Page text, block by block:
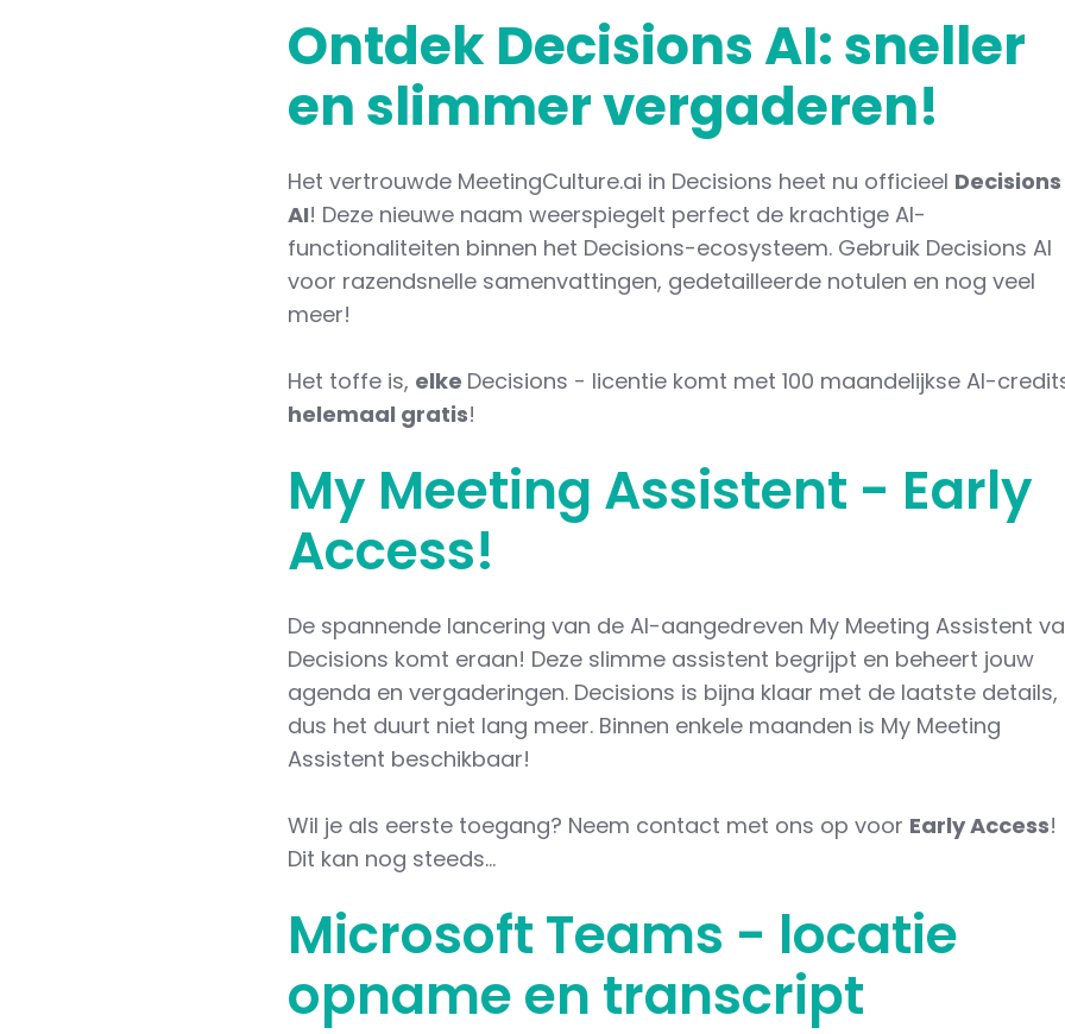
Ontdek Decisions AI: sneller
en slimmer vergaderen!
Het vertrouwde MeetingCulture.ai in Decisions heet nu officieel Decisions
AI! Deze nieuwe naam weerspiegelt perfect de krachtige AI-
functionaliteiten binnen het Decisions-ecosysteem. Gebruik Decisions AI
voor razendsnelle samenvattingen, gedetailleerde notulen en nog veel
meer!
Het toffe is, elke Decisions - licentie komt met 100 maandelijkse AI-
helemaal gratis!
My Meeting Assistent - Early
Access!
De spannende lancering van de AI-aangedreven My Meeting Assistent
Decisions komt eraan! Deze slimme assistent begrijpt en beheert jouw
agenda en vergaderingen. Decisions is bijna klaar met de laatste details,
dus het duurt niet lang meer. Binnen enkele maanden is My Meeting
Assistent beschikbaar!
Wil je als eerste toegang? Neem contact met ons op voor Early Access!
Dit kan nog steeds...
Microsoft Teams - locatie
opname en transcript